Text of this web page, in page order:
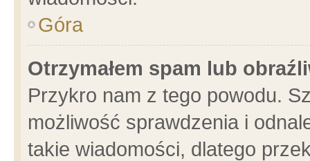
Góra
Otrzymałem spam lub
Przykro nam z tego powodu.
możliwość sprawdzenia i
takie wiadomości, dlatego